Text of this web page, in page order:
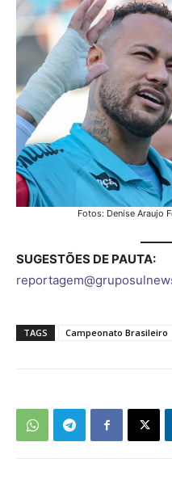
Fotos: Denise Araujo
SUGESTÕES DE PAUTA:
TAGS Campeonato Brasileiro